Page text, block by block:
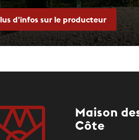
d'infos sur le producteur
Maison
Côte